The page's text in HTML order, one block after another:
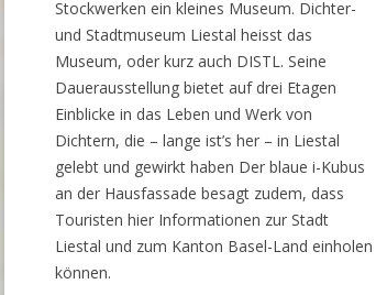
Stockwerken ein kleines Museum. Dichter-
und Stadtmuseum Liestal heisst das
Museum, oder kurz auch DISTL. Seine
Dauerausstellung bietet auf drei Etagen
Einblicke in das Leben und Werk von
Dichtern, die – lange ist’s her – in Liestal
gelebt und gewirkt haben Der blaue i-Kubus
an der Hausfassade besagt zudem, dass
Touristen hier Informationen zur Stadt
Liestal und zum Kanton Basel-Land einholen
können.